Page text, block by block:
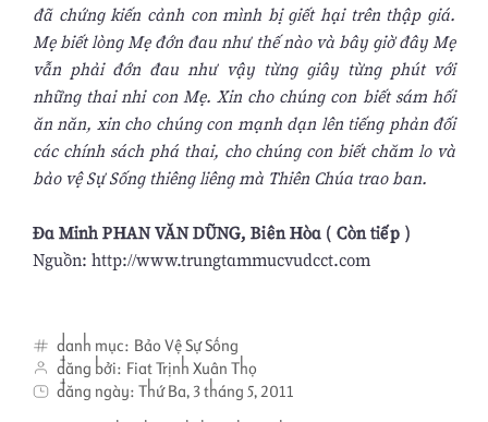
đã chứng kiến cảnh con mình bị giết hại trên thập giá.
Mẹ biết lòng Mẹ đớn đau như thế nào và bây giờ đây Mẹ
vẫn phải đớn đau như vậy từng giây từng phút với
những thai nhi con Mẹ. Xin cho chúng con biết sám hối
ăn năn, xin cho chúng con mạnh dạn lên tiếng phản đối
các chính sách phá thai, cho chúng con biết chăm lo và
bảo vệ Sự Sống thiêng liêng mà Thiên Chúa trao ban.
Đa Minh PHAN VĂN DŨNG, Biên Hòa ( Còn tiếp )
Nguồn: http://www.trungtammucvudcct.com
danh mục: Bảo Vệ Sự Sống
đăng bởi: Fiat Trịnh Xuân Thọ
đăng ngày: Thứ Ba, 3 tháng 5, 2011